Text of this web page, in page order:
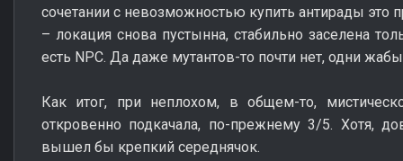
сочетании с невозможностью купить антирады это
– локация снова пустынна, стабильно заселена
есть NPC. Да даже мутантов-то почти нет, одни
Как итог, при неплохом, в общем-то,
откровенно подкачала, по-прежнему 3/5. Хотя,
вышел бы крепкий середнячок.